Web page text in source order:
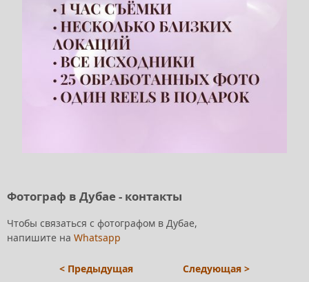
Фотограф в Дубае - контакты
Чтобы связаться с фотографом в Дубае,
напишите на Whatsapp
< Предыдущая Следующая >